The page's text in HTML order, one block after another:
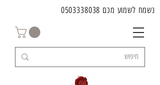
נשמח לשמוע מכם 0503338038